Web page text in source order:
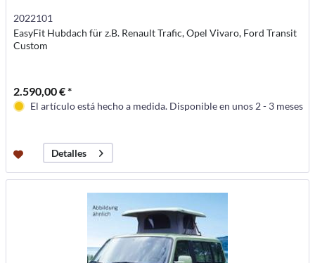
2022101
EasyFit Hubdach für z.B. Renault Trafic, Opel Vivaro, Ford Transit
Custom
2.590,00 € *
El artículo está hecho a medida. Disponible en unos 2 - 3 meses
Detalles